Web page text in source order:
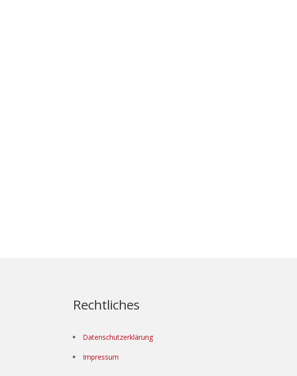
Rechtliches
Datenschutzerklärung
Impressum